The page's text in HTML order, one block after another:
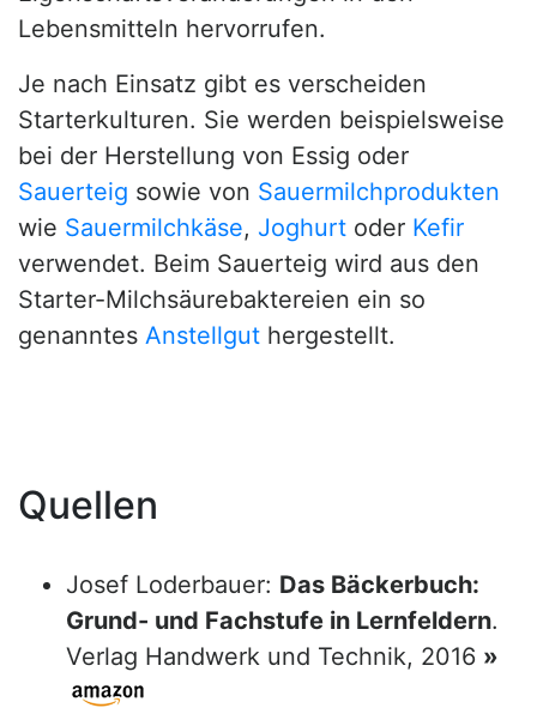
Lebensmitteln hervorrufen.
Je nach Einsatz gibt es verscheiden
Starterkulturen. Sie werden beispielsweise
bei der Herstellung von Essig oder
Sauerteig sowie von Sauermilchprodukten
wie Sauermilchkäse, Joghurt oder Kefir
verwendet. Beim Sauerteig wird aus den
Starter-Milchsäurebaktereien ein so
genanntes Anstellgut hergestellt.
Quellen
Josef Loderbauer: Das Bäckerbuch:
Grund- und Fachstufe in Lernfeldern.
Verlag Handwerk und Technik, 2016 »